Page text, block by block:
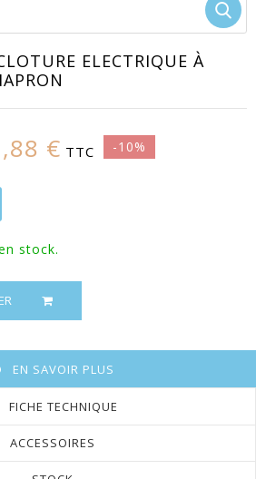
ELECTRIQUE À
€ TTC -10%
stock.
EN SAVOIR PLUS
FICHE TECHNIQUE
ACCESSOIRES